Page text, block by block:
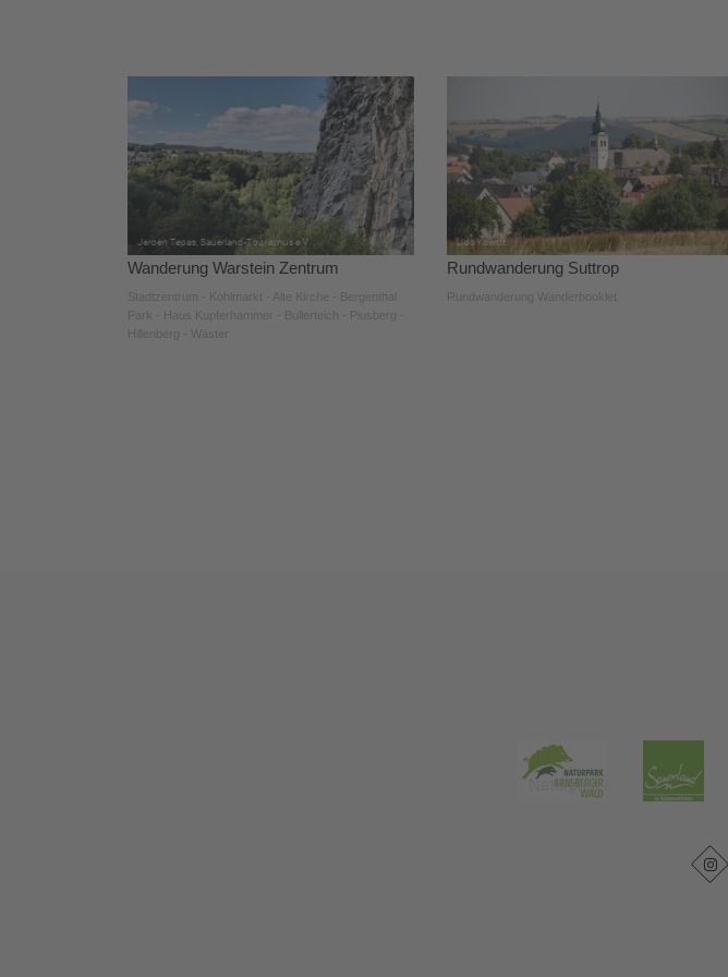
Wanderung Warstein Zentrum
Stadtzentrum - Kohlmarkt - Alte Kirche - Bergenthal
Park - Haus Kupferhammer - Bullerteich - Piusberg -
Hillenberg - Wäster
Rundwanderung Suttrop
Rundwanderung Wanderbooklet